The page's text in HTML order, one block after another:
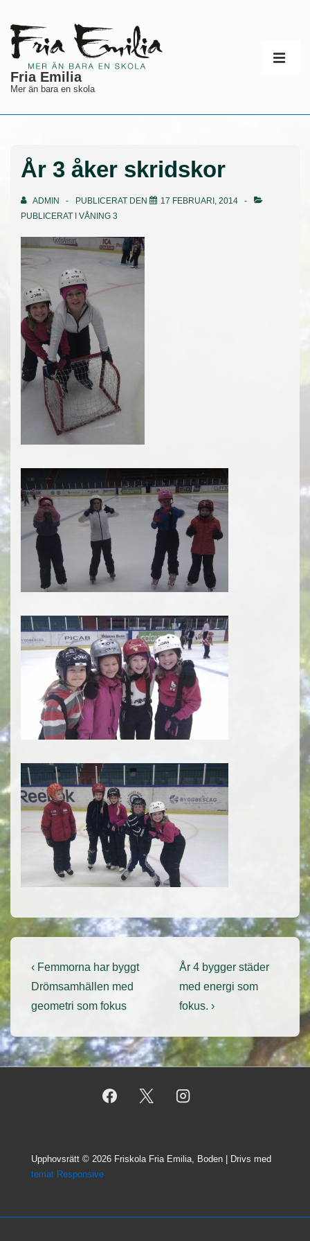
Hoppa
huvudinnehåll
Fria Emilia
Mer än bara en skola
År 3 åker skridskor
ADMIN PUBLICERAT DEN
17 FEBRUARI, 2014
PUBLICERAT I VÅNING 3
Inläggsnavigering
Föregående
inlägg
är
‹ Femmorna har byggt
Drömsamhällen med
geometri som fokus
Nästa
inlägg
är
År 4 bygger städer
med energi som
fokus. ›
Upphovsrätt © 2026 Friskola Fria Emilia, Boden
| Drivs med
temat Responsive